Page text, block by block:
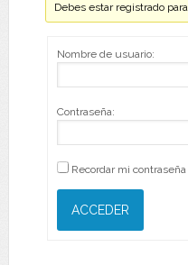
Debes estar registrado
Nombre de usuario:
Contraseña:
Recordar mi contraseña
ACCEDER